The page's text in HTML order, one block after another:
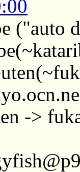
("auto
->